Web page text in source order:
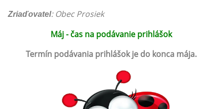
Zriaďovatel: Obec Prosiek
Máj - čas na podávanie prihlášok
Termín podávania prihlášok je do konca mája.